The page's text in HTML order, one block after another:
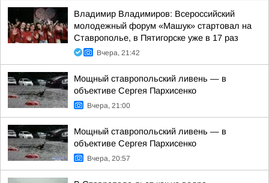
Владимир Владимиров: Всероссийский
молодежный форум «Машук» стартовал на
Ставрополье, в Пятигорске уже в 17 раз
Вчера, 21:42
Мощный ставропольский ливень — в
объективе Сергея Пархисенко
Вчера, 21:00
Мощный ставропольский ливень — в
объективе Сергея Пархисенко
Вчера, 20:57